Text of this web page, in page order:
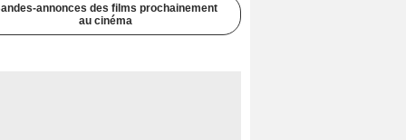
annonces des films prochainement
au cinéma